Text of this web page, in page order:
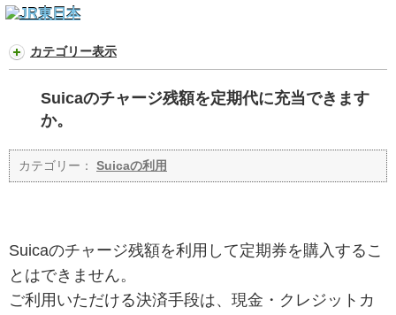
カテゴリー表示
Suicaのチャージ残額を定期代に充当できます
か。
カテゴリー： Suicaの利用
Suicaのチャージ残額を利用して定期券を購入するこ
とはできません。
ご利用いただける決済手段は、現金・クレジットカ